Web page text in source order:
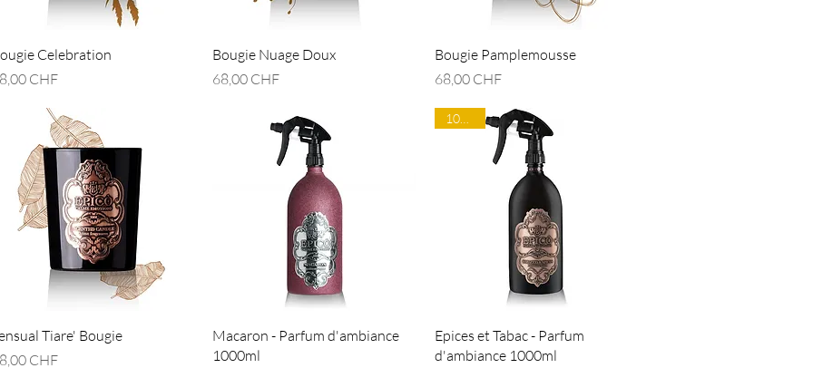
Aperçu rapide
Celebration
CHF
Aperçu rapide
Bougie Nuage Doux
Prix
68,00 CHF
Aperçu rapide
Bougie Pamplemousse
Prix
68,00 CHF
Aperçu rapide
Tiare' Bougie
CHF
Aperçu rapide
Macaron - Parfum d'ambiance
1000ml
Aperçu rapide
1000ml
Epices et Tabac - Parfum
d'ambiance 1000ml